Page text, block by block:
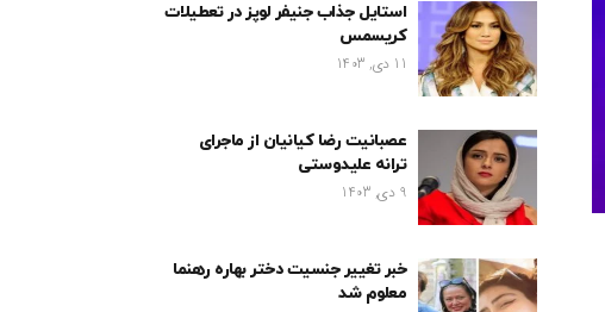
استایل جذاب جنیفر لوپز در تعطیلات
کریسمس
11 دی, 1403
عصبانیت رضا کیانیان از ماجرای
ترانه علیدوستی
9 دی, 1403
خبر تغییر جنسیت دختر بهاره رهنما
معلوم شد